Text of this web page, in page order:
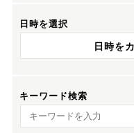
日時を選択
日時を
キーワード検索
キーワード検索